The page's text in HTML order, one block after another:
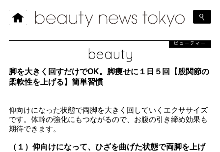
beauty
ビューティー
脚を大きく回すだけでOK。脚痩せに１日５回【股関節の
柔軟性を上げる】簡単習慣
仰向けになった状態で両脚を大きく回していくエクササイズ
です。体幹の強化にもつながるので、お腹の引き締め効果も
期待できます。
（１）仰向けになって、ひざを曲げた状態で両脚を上げ